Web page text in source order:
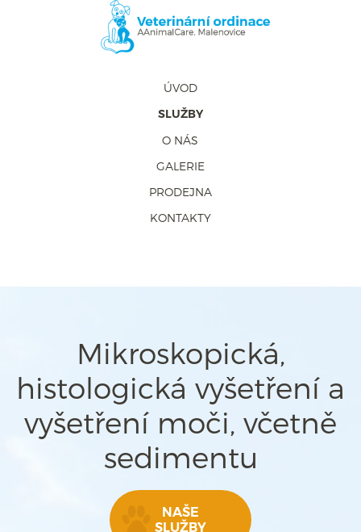
ÚVOD
SLUŽBY
O NÁS
GALERIE
PRODEJNA
KONTAKTY
Mikroskopická,
histologická vyšetření a
vyšetření moči, včetně
sedimentu
NAŠE
SLUŽBY